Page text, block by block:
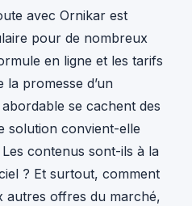
avec Ornikar est
pour de nombreux
en ligne et les tarifs
la promesse d’un
se cachent des
solution convient-elle
contenus sont-ils à la
? Et surtout, comment
autres offres du marché,